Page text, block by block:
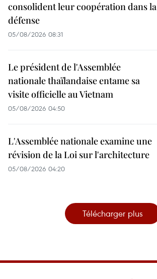
consolident leur coopération dans la
défense
05/08/2026 08:31
Le président de l'Assemblée
nationale thaïlandaise entame sa
visite officielle au Vietnam
05/08/2026 04:50
L'Assemblée nationale examine une
révision de la Loi sur l'architecture
05/08/2026 04:20
Télécharger plus